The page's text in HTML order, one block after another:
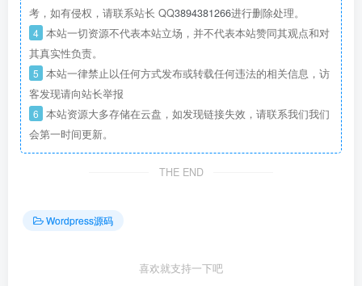
考，如有侵权，请联系站长 QQ3894381266进行删除处理。
4 本站一切资源不代表本站立场，并不代表本站赞同其观点和对
其真实性负责。
5 本站一律禁止以任何方式发布或转载任何违法的相关信息，访
客发现请向站长举报
6 本站资源大多存储在云盘，如发现链接失效，请联系我们我们
会第一时间更新。
THE END
Wordpress源码
喜欢就支持一下吧